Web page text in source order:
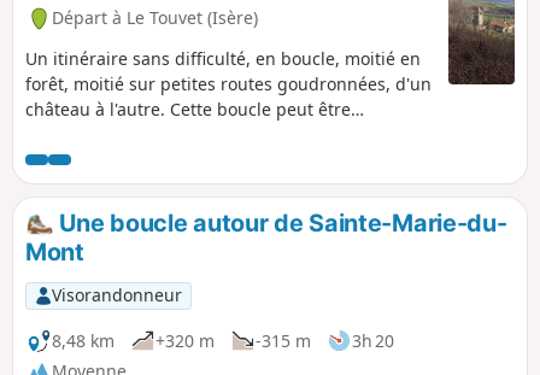
Départ à Le Touvet (Isère)
Un itinéraire sans difficulté, en boucle, moitié en
forêt, moitié sur petites routes goudronnées, d'un
château à l'autre. Cette boucle peut être
forte de la Frette au Château du Touvet, en
boucle.
Une boucle autour de Sainte-Marie-du-
Mont
Visorandonneur
8,48 km
+320 m -315 m
3h 20